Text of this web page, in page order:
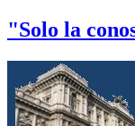
"Solo la